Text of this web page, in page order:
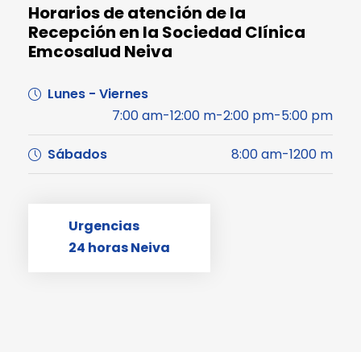
Horarios de atención de la
Recepción en la Sociedad Clínica
Emcosalud Neiva
Lunes - Viernes
7:00 am-12:00 m-2:00 pm-5:00 pm
Sábados 8:00 am-1200 m
Urgencias
24 horas Neiva